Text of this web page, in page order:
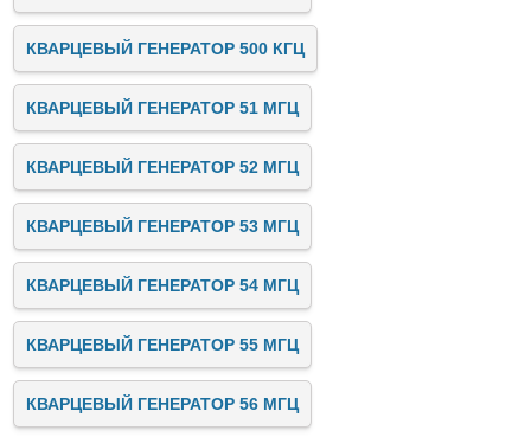
КВАРЦЕВЫЙ ГЕНЕРАТОР 500 КГЦ
КВАРЦЕВЫЙ ГЕНЕРАТОР 51 МГЦ
КВАРЦЕВЫЙ ГЕНЕРАТОР 52 МГЦ
КВАРЦЕВЫЙ ГЕНЕРАТОР 53 МГЦ
КВАРЦЕВЫЙ ГЕНЕРАТОР 54 МГЦ
КВАРЦЕВЫЙ ГЕНЕРАТОР 55 МГЦ
КВАРЦЕВЫЙ ГЕНЕРАТОР 56 МГЦ